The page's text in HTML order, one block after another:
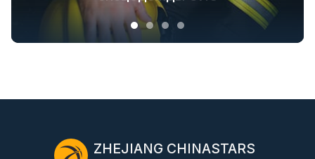
ZHEJIANG CHINASTARS